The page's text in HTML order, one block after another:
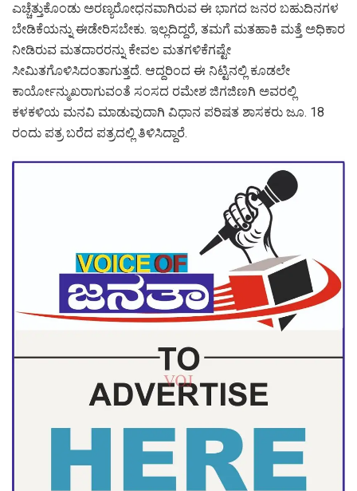
ಎಚ್ಚೆತ್ತುಕೊಂಡು ಅರಣ್ಯರೋಧನವಾಗಿರುವ ಈ ಭಾಗದ ಜನರ ಬಹುದಿನಗಳ
ಬೇಡಿಕೆಯನ್ನು ಈಡೇರಿಸಬೇಕು. ಇಲ್ಲದಿದ್ದರೆ, ತಮಗೆ ಮತಹಾಕಿ ಮತ್ತೆ ಅಧಿಕಾರ
ನೀಡಿರುವ ಮತದಾರರನ್ನು ಕೇವಲ ಮತಗಳಿಕೆಗಷ್ಟೇ
ಸೀಮಿತಗೊಳಿಸಿದಂತಾಗುತ್ತದೆ. ಆದ್ದರಿಂದ ಈ ನಿಟ್ಟಿನಲ್ಲಿ ಕೂಡಲೇ
ಕಾರ್ಯೋನ್ಮುಖರಾಗುವಂತೆ ಸಂಸದ ರಮೇಶ ಜಿಗಜಿಣಗಿ ಅವರಲ್ಲಿ
ಕಳಕಳಿಯ ಮನವಿ ಮಾಡುವುದಾಗಿ ವಿಧಾನ ಪರಿಷತ ಶಾಸಕರು ಜೂ. 18
ರಂದು ಪತ್ರ ಬರೆದ ಪತ್ರದಲ್ಲಿ ತಿಳಿಸಿದ್ದಾರೆ.